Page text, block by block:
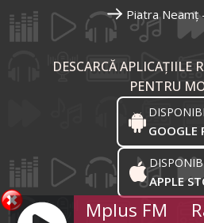
Piatra Neamț
DESCARCĂ APLICAȚIILE
PENTRU
GOOGLE
APPLE
Radio Mplus FM